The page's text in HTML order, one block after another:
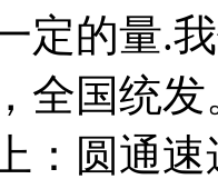
定的量.
全国统
：圆通